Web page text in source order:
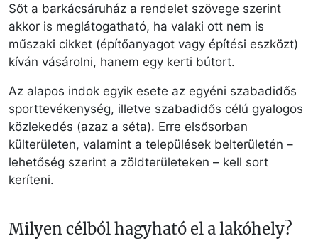
Sőt a barkácsáruház a rendelet szövege szerint
akkor is meglátogatható, ha valaki ott nem is
műszaki cikket (építőanyagot vagy építési eszközt)
kíván vásárolni, hanem egy kerti bútort.
Az alapos indok egyik esete az egyéni szabadidős
sporttevékenység, illetve szabadidős célú gyalogos
közlekedés (azaz a séta). Erre elsősorban
külterületen, valamint a települések belterületén –
lehetőség szerint a zöldterületeken – kell sort
keríteni.
Milyen célból hagyható el a lakóhely?